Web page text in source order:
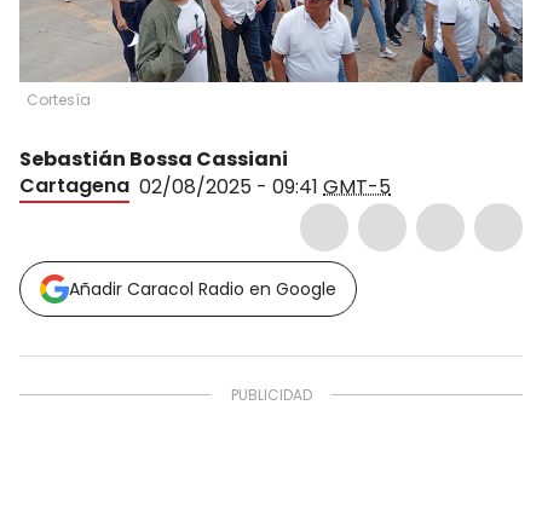
Cortesía
Sebastián Bossa Cassiani
Cartagena 02/08/2025 - 09:41 GMT-5
Añadir Caracol Radio en Google